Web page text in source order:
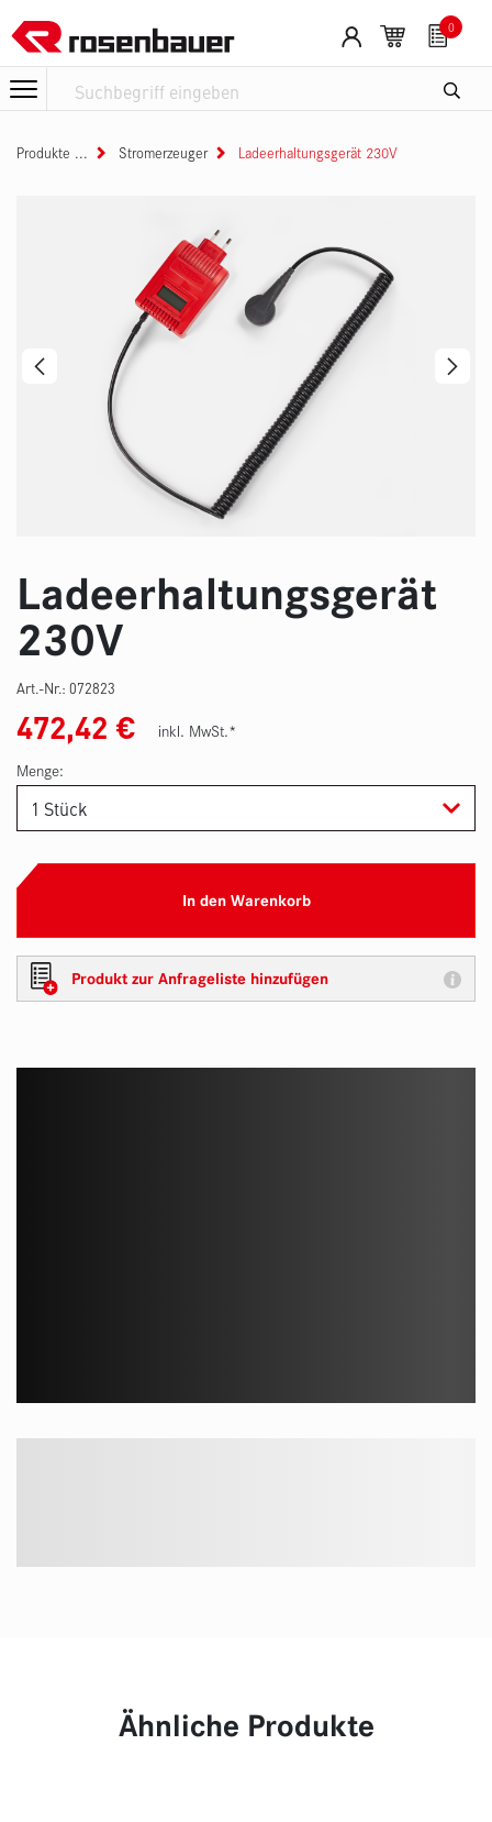
0
Produkte Stromerzeuger Ladeerhaltungsgerät 230V
Ladeerhaltungsgerät
230V
Art.-Nr.: 072823
472,42 €
inkl. MwSt.*
Menge:
In den Warenkorb
Produkt zur Anfrageliste hinzufügen
Ähnliche Produkte